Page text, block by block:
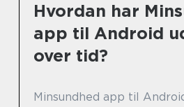
Hvordan har
app til Android
over tid?
Minsundhed app til